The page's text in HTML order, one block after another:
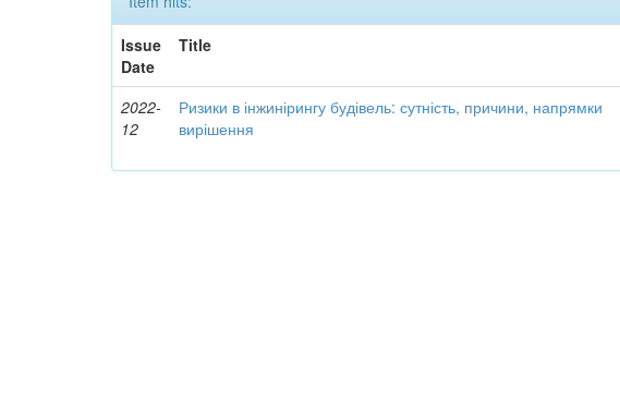
Issue
Date
Title
2022-
12
Ризики в інжинірингу будівель: сутність, причини, напрямки
вирішення